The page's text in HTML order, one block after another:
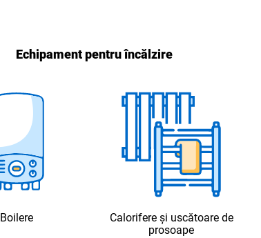
Echipament pentru încălzire
Boilere
Calorifere și uscătoare de
prosoape